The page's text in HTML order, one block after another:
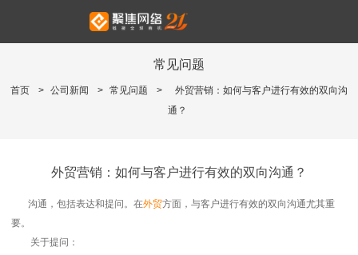
常见问题
首页 > 公司新闻 > 常见问题 >
外贸营销：如何与客户进行有效的双向沟
通？
外贸营销：如何与客户进行有效的双向沟通？
沟通，包括表达和提问。在外贸方面，与客户进行有效的双向沟通尤其重
要。
关于提问：